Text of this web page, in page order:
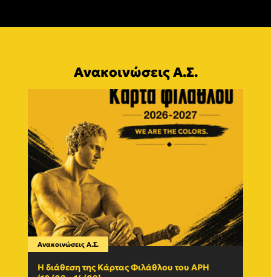
Ανακοινώσεις Α.Σ.
Ανακοινώσεις Α.Σ.
Η διάθεση της Κάρτας Φιλάθλου του ΑΡΗ